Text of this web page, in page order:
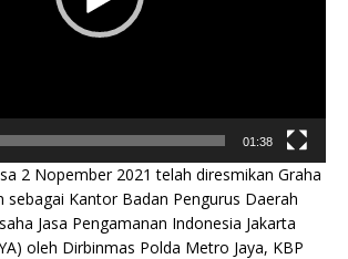
01:38
2 Nopember 2021 telah diresmikan Graha
sebagai Kantor Badan Pengurus Daerah
Jasa Pengamanan Indonesia Jakarta
oleh Dirbinmas Polda Metro Jaya, KBP